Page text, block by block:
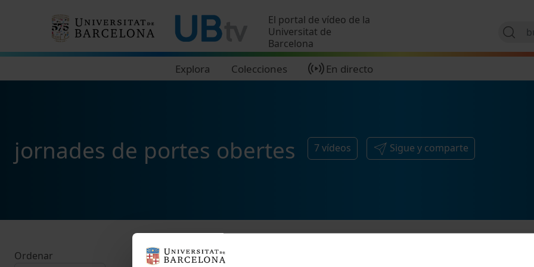
El portal de vídeo de la
Universitat de
Barcelona
Explora Colecciones En directo
jornades de portes obertes 7vídeos Sigue y comparte
Ordenar